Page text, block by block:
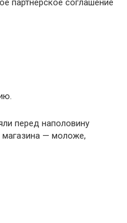
партнёрское соглашение
перед наполовину
— моложе,